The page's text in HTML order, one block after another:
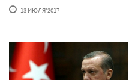
13 ИЮЛЯ'2017